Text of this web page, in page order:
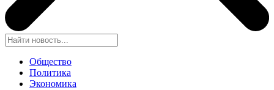
Общество
Политика
Экономика